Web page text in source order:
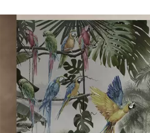
Доступни материјали
Standard
45.0027.00€/m²